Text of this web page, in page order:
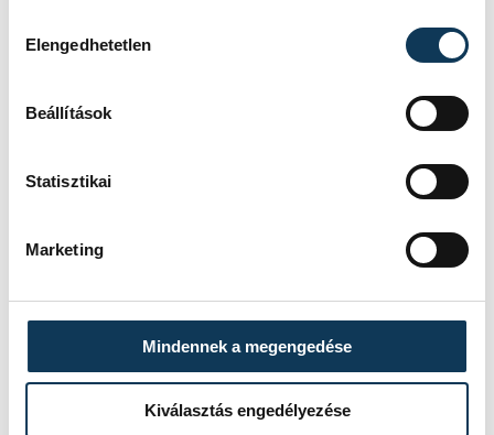
Elengedhetetlen
Beállítások
Statisztikai
Marketing
Mindennek a megengedése
Kiválasztás engedélyezése
Igazgatóság